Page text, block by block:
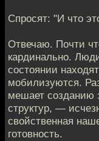
Спросят: "И что
Отвечаю. Почти
кардинально.
состоянии
мобилизуются.
мешает созданию
структур, —
свойственная
готовность.